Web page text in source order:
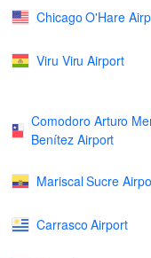
Chicago O'Hare
Viru Viru Airport
Comodoro Arturo
Benítez Airport
Mariscal Sucre
Carrasco Airport